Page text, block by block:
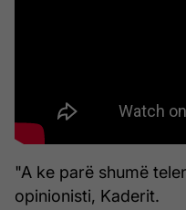
"A ke parë shumë
opinionisti, Kaderit.